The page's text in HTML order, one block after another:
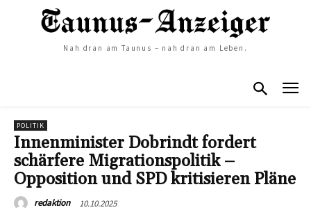
Nah dran am Taunus – nah dran am Leben.
POLITIK
Innenminister Dobrindt fordert
schärfere Migrationspolitik –
Opposition und SPD kritisieren Pläne
redaktion 10.10.2025